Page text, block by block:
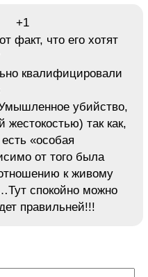
+1
факт, что его хотят
квалифицировали
убийство,
так как,
«особая
от того была
к живому
спокойно можно
правильней!!!